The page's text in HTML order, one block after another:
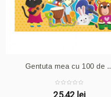
Gentuta mea cu 100 de
25,42 lei